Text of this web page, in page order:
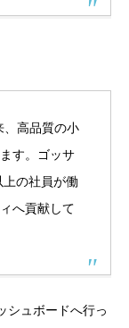
、高品質の小
す。ゴッサ
上の社員が働
へ貢献して
シュボードへ行っ